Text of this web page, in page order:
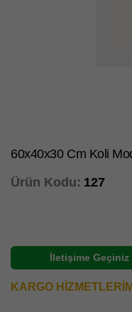
60x40x30 Cm Koli
Ürün Kodu: 127
İletişime Geçiniz
KARGO